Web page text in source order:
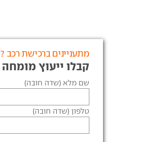
מתעניינים ברכישת רכב ?
קבלו ייעוץ מומחה
שם מלא (שדה חובה)
טלפון (שדה חובה)